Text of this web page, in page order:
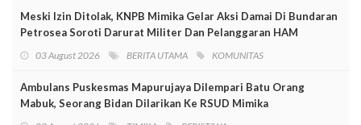
Meski Izin Ditolak, KNPB Mimika Gelar Aksi Damai Di Bundaran
Petrosea Soroti Darurat Militer Dan Pelanggaran HAM
03 August 2026 BERITA UTAMA KOMUNITAS
Ambulans Puskesmas Mapurujaya Dilempari Batu Orang
Mabuk, Seorang Bidan Dilarikan Ke RSUD Mimika